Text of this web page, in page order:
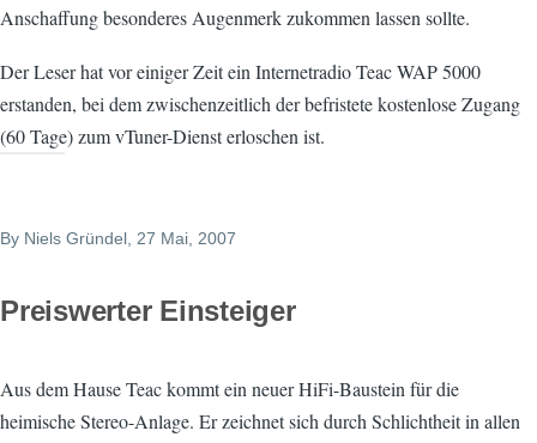
Anschaffung besonderes Augenmerk zukommen lassen sollte.
Der Leser hat vor einiger Zeit ein Internetradio Teac WAP 5000
erstanden, bei dem zwischenzeitlich der befristete kostenlose Zugang
(60 Tage) zum vTuner-Dienst erloschen ist.
By Niels Gründel , 27 Mai, 2007
Preiswerter Einsteiger
Aus dem Hause Teac kommt ein neuer HiFi-Baustein für die
heimische Stereo-Anlage. Er zeichnet sich durch Schlichtheit in allen